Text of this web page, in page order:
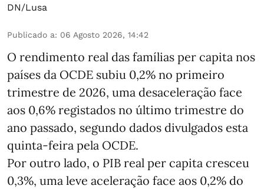
DN/Lusa
Publicado a: 06 Agosto 2026, 14:42
O rendimento real das famílias per capita nos
países da OCDE subiu 0,2% no primeiro
trimestre de 2026, uma desaceleração face
aos 0,6% registados no último trimestre do
ano passado, segundo dados divulgados esta
quinta-feira pela OCDE.
Por outro lado, o PIB real per capita cresceu
0,3%, uma leve aceleração face aos 0,2% do